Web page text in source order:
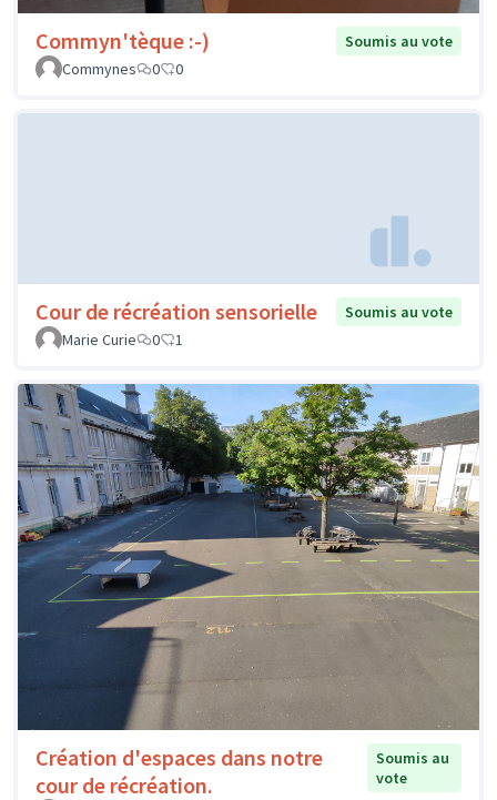
Commyn'tèque :-)
Soumis au vote
Commynes
0 0
Cour de récréation sensorielle
Soumis au vote
Marie Curie
0 1
Création d'espaces dans notre
cour de récréation.
Soumis au
vote